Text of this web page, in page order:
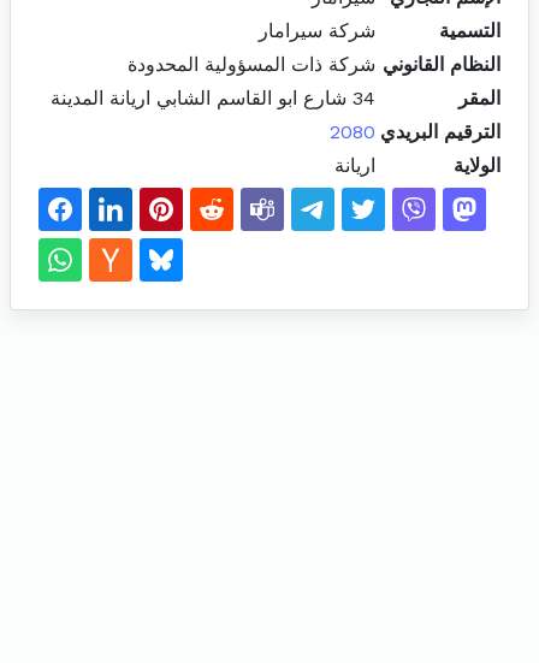
التسمية
شركة سيرامار
النظام القانوني شركة ذات المسؤولية المحدودة
المقر
34 شارع ابو القاسم الشابي اريانة المدينة
الترقيم البريدي 2080
الولاية
اريانة